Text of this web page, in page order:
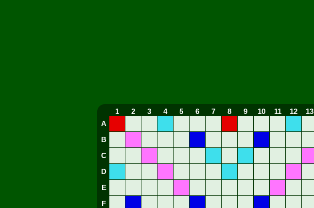
1 2 3 4 5 6 7 8 9 10 11 12 13
A
B
C
D
E
F